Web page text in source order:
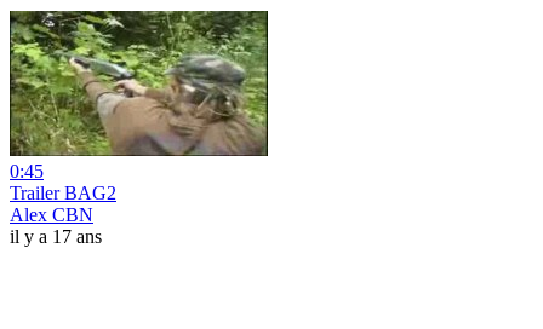
0:45
Trailer BAG2
Alex CBN
il y a 17 ans